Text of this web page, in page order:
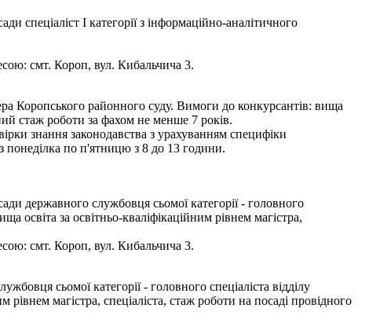
спеціаліст І категорії з інформаційно-аналітичного
смт. Короп, вул. Кибальчича 3.
Коропського районного суду. Вимоги до конкурсантів: вища
стаж роботи за фахом не менше 7 років.
знання законодавства з урахуванням специфіки
понеділка по п'ятницю з 8 до 13 години.
державного службовця сьомої категорії - головного
освіта за освітньо-кваліфікаційним рівнем магістра,
смт. Короп, вул. Кибальчича 3.
сьомої категорії - головного спеціаліста відділу
магістра, спеціаліста, стаж роботи на посаді провідного